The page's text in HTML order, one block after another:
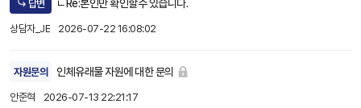
답변 ㄴRe:본인만 확인할수 있습니다.
상담자_JE 2026-07-22 16:08:02
자원문의 인체유래물 자원에 대한 문의
안준혁 2026-07-13 22:21:17